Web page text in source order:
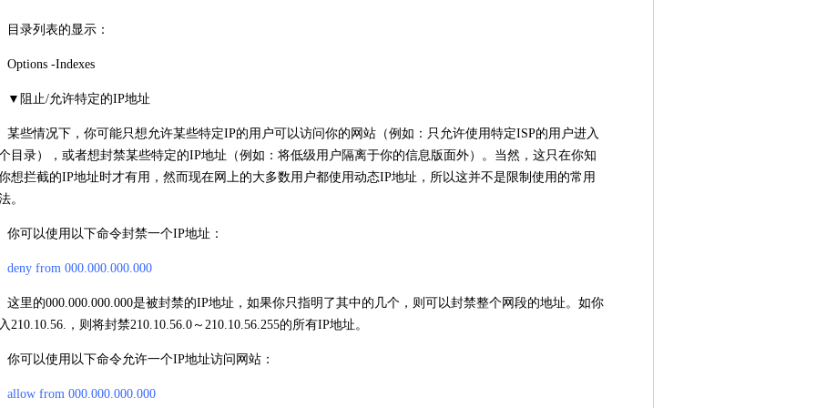
目录列表的显示：
Options -Indexes
▼阻止/允许特定的IP地址
某些情况下，你可能只想允许某些特定IP的用户可以访问你的网站（例如：只允许使用特定ISP的用户进入
目录），或者想封禁某些特定的IP地址（例如：将低级用户隔离于你的信息版面外）。当然，这只在你知
想拦截的IP地址时才有用，然而现在网上的大多数用户都使用动态IP地址，所以这并不是限制使用的常用
。
你可以使用以下命令封禁一个IP地址：
deny from 000.000.000.000
这里的000.000.000.000是被封禁的IP地址，如果你只指明了其中的几个，则可以封禁整个网段的地址。如你
210.10.56.，则将封禁210.10.56.0～210.10.56.255的所有IP地址。
你可以使用以下命令允许一个IP地址访问网站：
allow from 000.000.000.000